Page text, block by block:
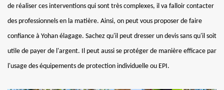
de réaliser ces interventions qui sont très complexes, il va falloir contacter
des professionnels en la matière. Ainsi, on peut vous proposer de faire
confiance à Yohan élagage. Sachez qu'il peut dresser un devis sans qu'il soit
utile de payer de l'argent. Il peut aussi se protéger de manière efficace par
l'usage des équipements de protection individuelle ou EPI.